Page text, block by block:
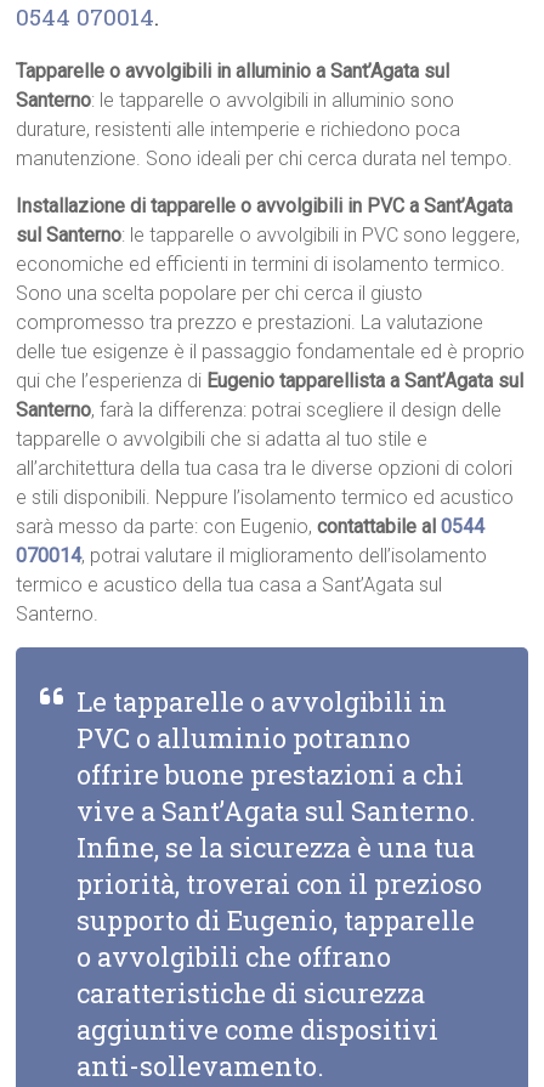
0544 070014.
Tapparelle o avvolgibili in alluminio a Sant’Agata sul
Santerno: le tapparelle o avvolgibili in alluminio sono
durature, resistenti alle intemperie e richiedono poca
manutenzione. Sono ideali per chi cerca durata nel tempo.
Installazione di tapparelle o avvolgibili in PVC a Sant’Agata
sul Santerno: le tapparelle o avvolgibili in PVC sono leggere,
economiche ed efficienti in termini di isolamento termico.
Sono una scelta popolare per chi cerca il giusto
compromesso tra prezzo e prestazioni. La valutazione
delle tue esigenze è il passaggio fondamentale ed è proprio
qui che l’esperienza di Eugenio tapparellista a Sant’Agata sul
Santerno, farà la differenza: potrai scegliere il design delle
tapparelle o avvolgibili che si adatta al tuo stile e
all’architettura della tua casa tra le diverse opzioni di colori
e stili disponibili. Neppure l’isolamento termico ed acustico
sarà messo da parte: con Eugenio,contattabile al0544
070014, potrai valutare il miglioramento dell’isolamento
termico e acustico della tua casa a Sant’Agata sul
Santerno.
Le tapparelle o avvolgibili in
PVC o alluminio potranno
offrire buone prestazioni a chi
vive a Sant’Agata sul Santerno.
Infine, se la sicurezza è una tua
priorità, troverai con il prezioso
supporto di Eugenio, tapparelle
o avvolgibili che offrano
caratteristiche di sicurezza
aggiuntive come dispositivi
anti-sollevamento.